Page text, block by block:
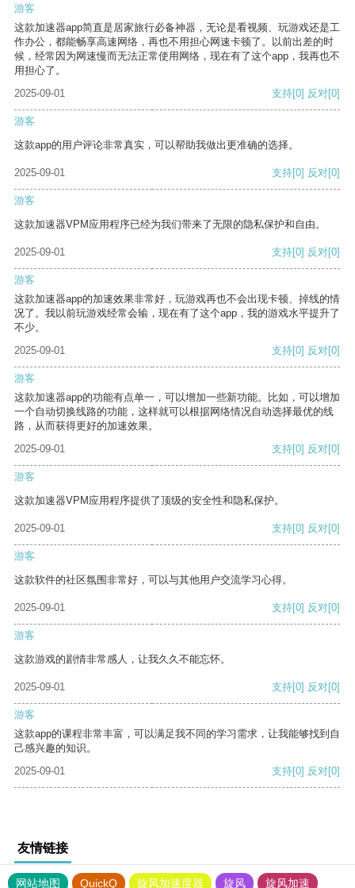
游客
这款加速器app简直是居家旅行必备神器，无论是看视频、玩游戏还是工
作办公，都能畅享高速网络，再也不用担心网速卡顿了。以前出差的时
候，经常因为网速慢而无法正常使用网络，现在有了这个app，我再也不
用担心了。
2025-09-01
支持[0] 反对[0]
游客
这款app的用户评论非常真实，可以帮助我做出更准确的选择。
2025-09-01 支持[0] 反对[0]
游客
这款加速器VPM应用程序已经为我们带来了无限的隐私保护和自由。
2025-09-01 支持[0] 反对[0]
游客
这款加速器app的加速效果非常好，玩游戏再也不会出现卡顿、掉线的情
况了。我以前玩游戏经常会输，现在有了这个app，我的游戏水平提升了
不少。
2025-09-01
支持[0] 反对[0]
游客
这款加速器app的功能有点单一，可以增加一些新功能。比如，可以增加
一个自动切换线路的功能，这样就可以根据网络情况自动选择最优的线
路，从而获得更好的加速效果。
2025-09-01
支持[0] 反对[0]
游客
这款加速器VPM应用程序提供了顶级的安全性和隐私保护。
2025-09-01 支持[0] 反对[0]
游客
这款软件的社区氛围非常好，可以与其他用户交流学习心得。
2025-09-01 支持[0] 反对[0]
游客
这款游戏的剧情非常感人，让我久久不能忘怀。
2025-09-01 支持[0] 反对[0]
游客
这款app的课程非常丰富，可以满足我不同的学习需求，让我能够找到自
己感兴趣的知识。
2025-09-01
支持[0] 反对[0]
友情链接
网站地图 QuickQ 旋风加速度器 旋风 旋风加速